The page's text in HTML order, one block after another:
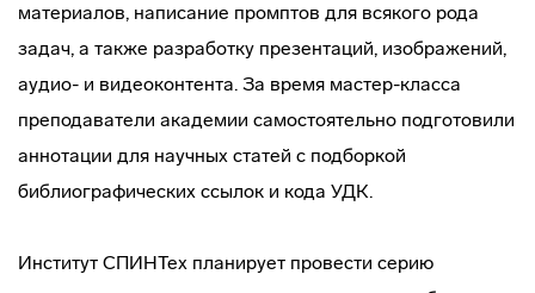
материалов, написание промптов для всякого рода
задач, а также разработку презентаций, изображений,
аудио- и видеоконтента. За время мастер-класса
преподаватели академии самостоятельно подготовили
аннотации для научных статей с подборкой
библиографических ссылок и кода УДК.
Институт СПИНТех планирует провести серию